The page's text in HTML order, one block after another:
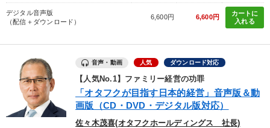
デジタル音声版
（配信＋ダウンロード）
6,600円 6,600円
カートに
入れる
音声・動画 人気 ダウンロード対応
【人気No.1】ファミリー経営の功罪
「オタフクが目指す日本的経営」音声版＆動
画版（CD・DVD・デジタル版対応）
佐々木茂喜(オタフクホールディングス 社長)